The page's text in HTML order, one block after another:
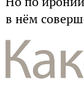
в нём